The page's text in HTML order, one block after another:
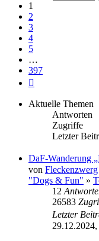
1
2
3
4
5
…
397
Aktuelle Themen
Antworten
Zugriffe
Letzter
DaF-Wanderung
von Fleckenzwerg
"Dogs & Fun" »
12
26583
Letzter